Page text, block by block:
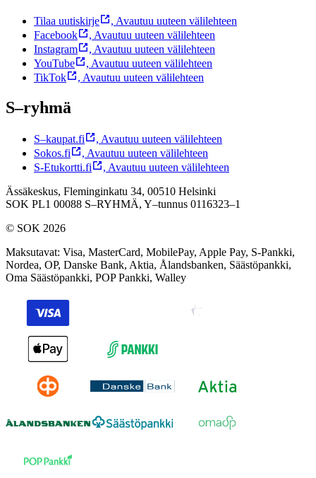
Tilaa uutiskirje , Avautuu uuteen välilehteen
Facebook
, Avautuu uuteen välilehteen
Instagram
, Avautuu uuteen välilehteen
YouTube
, Avautuu uuteen välilehteen
TikTok
, Avautuu uuteen välilehteen
S–ryhmä
S–kaupat.fi , Avautuu uuteen välilehteen
Sokos.fi
, Avautuu uuteen välilehteen
S-Etukortti.fi
, Avautuu uuteen välilehteen
Ässäkeskus, Fleminginkatu 34, 00510 Helsinki
SOK PL1 00088 S–RYHMÄ, Y–tunnus 0116323–1
© SOK 2026
Maksutavat: Visa, MasterCard, MobilePay, Apple Pay, S-Pankki,
Nordea, OP, Danske Bank, Aktia, Ålandsbanken, Säästöpankki,
Oma Säästöpankki, POP Pankki, Walley